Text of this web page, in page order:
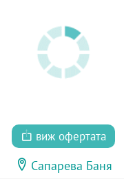
виж офертата
Сапарева Баня